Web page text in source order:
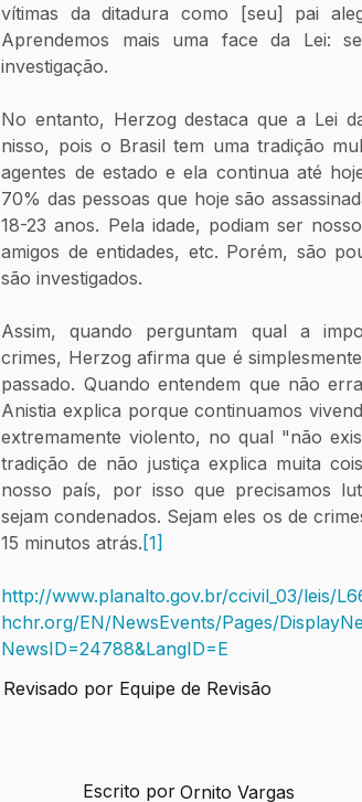
vítimas da ditadura como [seu] pai
Aprendemos mais uma face da Lei:
investigação.
No entanto, Herzog destaca que a Lei
nisso, pois o Brasil tem uma tradição
agentes de estado e ela continua até
70% das pessoas que hoje são
18-23 anos. Pela idade, podiam ser
amigos de entidades, etc. Porém, são
são investigados.
Assim, quando perguntam qual a
crimes, Herzog afirma que é
passado. Quando entendem que não
Anistia explica porque continuamos
extremamente violento, no qual "não
tradição de não justiça explica muita
nosso país, por isso que precisamos
sejam condenados. Sejam eles os de
15 minutos atrás. [1]
http://www.planalto.gov.br/ccivil_03/leis/
hchr.org/EN/NewsEvents/Pages/
NewsID=24788&LangID=E
Revisado por Equipe de Revisão
Escrito por Ornito Vargas